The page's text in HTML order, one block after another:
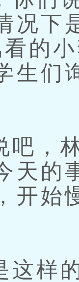
况下
的
生们
，
天的
开始
样